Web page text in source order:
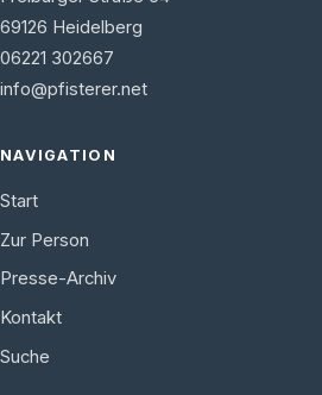
69126 Heidelberg
06221 302667
info@pfisterer.net
NAVIGATION
Start
Zur Person
Presse-Archiv
Kontakt
Suche